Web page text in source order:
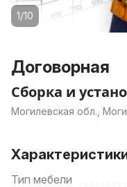
1/10
Договорная
Сборка и
Могилевская обл.,
Тип мебели